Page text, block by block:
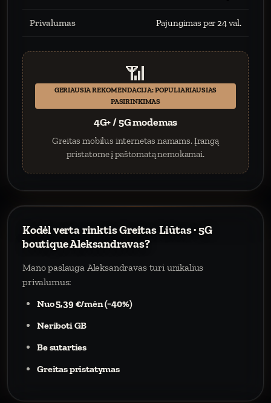
Privalumas Pajungimas per 24 val.
📶
GERIAUSIA REKOMENDACIJA: POPULIARIAUSIAS
PASIRINKIMAS
4G+ / 5G modemas
Greitas mobilus internetas namams. Įrangą
pristatome į paštomatą nemokamai.
Kodėl verta rinktis Greitas Liūtas · 5G
boutique Aleksandravas?
Mano paslauga Aleksandravas turi unikalius
privalumus:
Nuo 5,39 €/mėn (−40%)
Neriboti GB
Be sutarties
Greitas pristatymas